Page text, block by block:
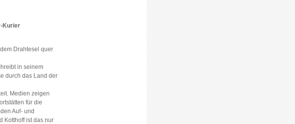
Kurier
Drahtesel quer
in seinem
durch das Land der
Medien zeigen
für die
Auf- und
Kotthoff ist das nur